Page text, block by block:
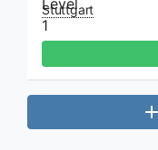
Stuttgart